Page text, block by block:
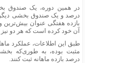
بازده هفتگی عنوان بیش‌ترین و
آن خود کرده است که هر دو نیز
طبق این اطلاعات، عملکرد
درصد بازده ماهانه ثبت کنند.